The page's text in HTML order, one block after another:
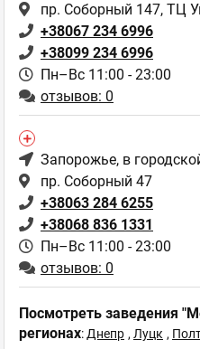
пр. Соборный 147, ТЦ
+38067 234 6996
+38099 234 6996
Пн–Вс 11:00 - 23:00
отзывов: 0
Запорожье, в
пр. Соборный 47
+38063 284 6255
+38068 836 1331
Пн–Вс 11:00 - 23:00
отзывов: 0
Посмотреть заведения
регионах: Днепр , Луцк ,